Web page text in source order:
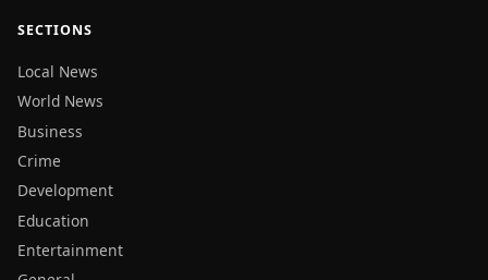
SECTIONS
Local News
World News
Business
Crime
Development
Education
Entertainment